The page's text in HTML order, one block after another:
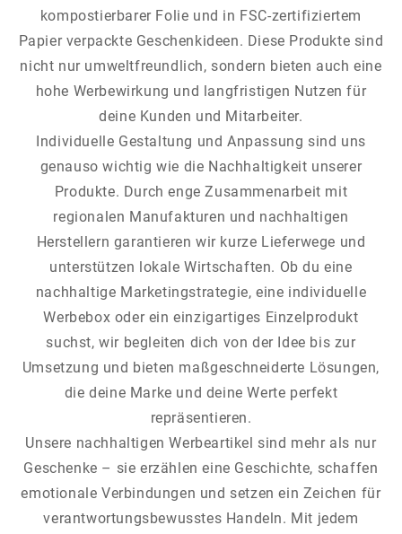
kompostierbarer Folie und in FSC-zertifiziertem
Papier verpackte Geschenkideen. Diese Produkte sind
nicht nur umweltfreundlich, sondern bieten auch eine
hohe Werbewirkung und langfristigen Nutzen für
deine Kunden und Mitarbeiter.
Individuelle Gestaltung und Anpassung sind uns
genauso wichtig wie die Nachhaltigkeit unserer
Produkte. Durch enge Zusammenarbeit mit
regionalen Manufakturen und nachhaltigen
Herstellern garantieren wir kurze Lieferwege und
unterstützen lokale Wirtschaften. Ob du eine
nachhaltige Marketingstrategie, eine individuelle
Werbebox oder ein einzigartiges Einzelprodukt
suchst, wir begleiten dich von der Idee bis zur
Umsetzung und bieten maßgeschneiderte Lösungen,
die deine Marke und deine Werte perfekt
repräsentieren.
Unsere nachhaltigen Werbeartikel sind mehr als nur
Geschenke – sie erzählen eine Geschichte, schaffen
emotionale Verbindungen und setzen ein Zeichen für
verantwortungsbewusstes Handeln. Mit jedem